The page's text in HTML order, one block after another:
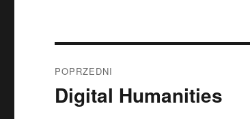
wpisu
POPRZEDNI
Poprzedni
wpis:
Digital Humanities